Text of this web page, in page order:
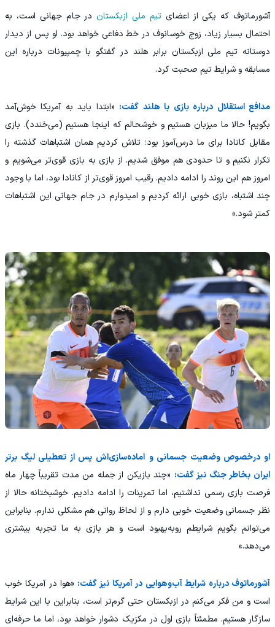
آشورماتوف که یکی از اعضایتیم ملی ازبکستاندر جام جهانی است، به
احتمال بسیار زیاد، زوج خوسانوف در خط دفاعی خواهد بود. او پس از دیدار
دوستانه تیم ملی ازبکستان برابر هلند در گفتگو با چمپیونات درباره این
مسابقه و شرایط تیم صحبت کرد.
مدافع استقلال درباره بازی با هلند گفت: «ابتدا باید به آمریکا خوش‌آمد
بگویم! حالا ما میزبان هستیم و خوشحالم که اینجا هستیم (می‌خندد). بازی
مقابل کانادا برای ما درس‌آموز بود؛ تلاش کردیم همان اشتباهات گذشته را
تکرار نکنیم و تا حدودی هم موفق شدیم. از بازی به بازی قوی‌تر می‌شویم و
امروز هم این روند را ادامه دادیم. رقیب امروز قوی‌تر از کانادا بود، اما با وجود
چند اشتباه، بازی خوبی ارائه کردیم و امیدوارم در جام جهانی این اشتباهات
کمتر شود.»
او درخصوص وضعیت جسمانی و آماده‌سازی‌اش پس از تعطیلی لیگ برتر
ایران بخاطر جنگ نیز گفت: «چند بازیکن از جمله من مدت تقریباً چهار ماه
فرصت بازی رسمی نداشتیم، اما تمرینات را ادامه دادیم. خوشبختانه حالا از
نظر جسمانی وضعیت خوبی دارم و از لحاظ روانی هم مشکلی ندارم. بنابراین
می‌توانم بگویم شرایطم روبه‌بهبود است و هر بازی به ما تجربه بیشتری
می‌دهد.»
آشورماتوف درباره شرایط آب‌وهوایی در آمریکا نیز گفت: «هوا در آمریکا خوب
است و من فکر می‌کنم در ازبکستان حتی گرم‌تر است، بنابراین با این شرایط
سازگار هستیم. مطمئناً بازی اول در مکزیک دشوار خواهد بود، اما ما حرفه‌ای